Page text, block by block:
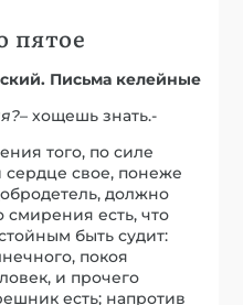
пятое
Письма келейные
– хощешь знать.-
того, по силе
сердце свое, понеже
должно
смирения есть, что
быть судит:
покоя
и прочего
есть; напротив